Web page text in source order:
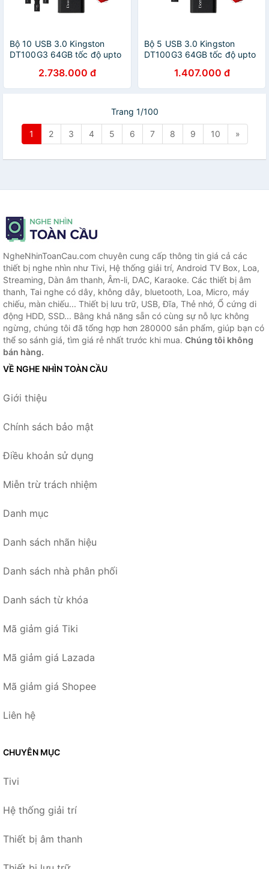
Bộ 10 USB 3.0 Kingston
DT100G3 64GB tốc độ upto
chính thức2.738.000 đ
Bộ 5 USB 3.0 Kingston
DT100G3 64GB tốc độ upto
chính thức1.407.000 đ
Trang 1/100
1 2 3 4 5 6 7 8 9 10 »
NgheNhinToanCau.com chuyên cung cấp thông tin giá cả các
thiết bị nghe nhìn như Tivi, Hệ thống giải trí, Android TV Box, Loa,
Streaming, Dàn âm thanh, Âm-li, DAC, Karaoke. Các thiết bị âm
thanh, Tai nghe có dây, không dây, bluetooth, Loa, Micro, máy
chiếu, màn chiếu... Thiết bị lưu trữ, USB, Đĩa, Thẻ nhớ, Ổ cứng di
động HDD, SSD... Bằng khả năng sẵn có cùng sự nỗ lực không
ngừng, chúng tôi đã tổng hợp hơn 280000 sản phẩm, giúp bạn có
thể so sánh giá, tìm giá rẻ nhất trước khi mua. Chúng tôi không
bán hàng.
VỀ NGHE NHÌN TOÀN CẦU
Giới thiệu
Chính sách bảo mật
Điều khoản sử dụng
Miễn trừ trách nhiệm
Danh mục
Danh sách nhãn hiệu
Danh sách nhà phân phối
Danh sách từ khóa
Mã giảm giá Tiki
Mã giảm giá Lazada
Mã giảm giá Shopee
Liên hệ
CHUYÊN MỤC
Tivi
Hệ thống giải trí
Thiết bị âm thanh